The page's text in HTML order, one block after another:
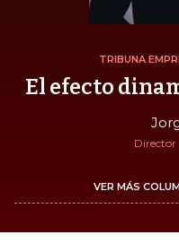
TRIBUNA
El efecto
Director
VER MÁS